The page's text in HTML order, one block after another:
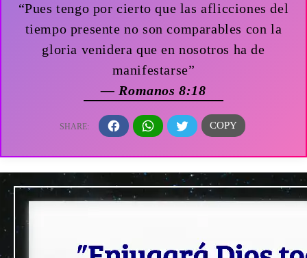
“Pues tengo por cierto que las aflicciones del
tiempo presente no son comparables con la
gloria venidera que en nosotros ha de
manifestarse”
— Romanos 8:18